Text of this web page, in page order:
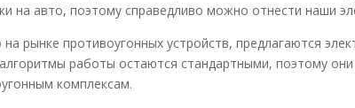
на авто, поэтому справедливо можно отнести наши
на рынке противоугонных устройств, предлагаются
работы остаются стандартными, поэтому
комплексам.